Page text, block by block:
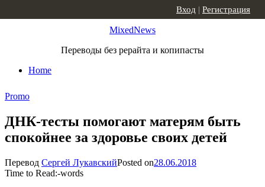
MixedNews
Переводы без рерайта и копипасты
Home
Вход | Регистрация
Promo
ДНК-тесты помогают матерям быть
спокойнее за здоровье своих детей
Перевод Сергей ЛукавскийPosted on28.06.2018
Time to Read:-words